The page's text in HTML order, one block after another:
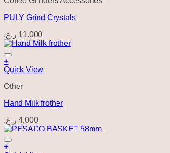
PULY Grind Crystals
11.000 ر.ع.
+
Quick View
Other
Hand Milk frother
4.000 ر.ع.
+